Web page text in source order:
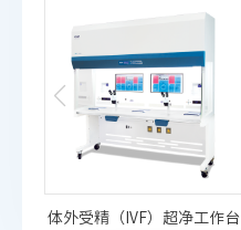
体外受精（IVF）超净工作台